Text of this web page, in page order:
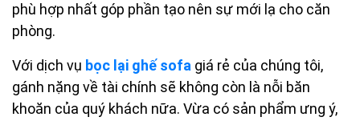
phù hợp nhất góp phần tạo nên sự mới lạ cho căn
phòng.
Với dịch vụ bọc lại ghế sofa giá rẻ của chúng tôi,
gánh nặng về tài chính sẽ không còn là nỗi băn
khoăn của quý khách nữa. Vừa có sản phẩm ưng ý,